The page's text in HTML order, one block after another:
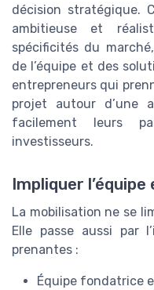
décision stratégique.
ambitieuse et
spécificités du
de l’équipe et des
entrepreneurs qui
projet autour d’une
facilement leurs
investisseurs.
Impliquer
La mobilisation ne se
Elle passe aussi par
prenantes :
Équipe fondatrice